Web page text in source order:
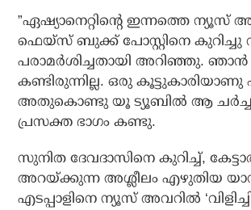
”ഏഷ്യാനെറ്റിന്റെ ഇന്നത്തെ ന്യൂസ്
ഫെയ്‌സ് ബുക്ക് പോസ്റ്റിനെ കുറിച്ചു
പരാമര്‍ശിച്ചതായി അറിഞ്ഞു. ഞാന്‍
കണ്ടിരുന്നില്ല. ഒരു
അതുകൊണ്ടു യൂ ട്യൂബില്‍ ആ
പ്രസക്ത ഭാഗം കണ്ടു.
സുനിത ദേവദാസിനെ കുറിച്ച്,
അറയ്ക്കുന്ന അശ്ലീലം എഴുതിയ
എടപ്പാളിനെ ന്യൂസ് അവറില്‍